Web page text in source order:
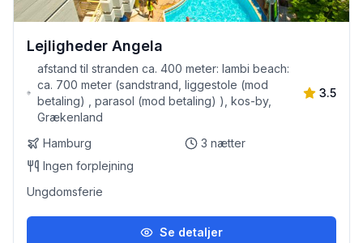
Lejligheder Angela
afstand til stranden ca. 400 meter: lambi beach:
ca. 700 meter (sandstrand, liggestole (mod
betaling) , parasol (mod betaling) ), kos-by,
Grækenland
3.5
Hamburg 3 nætter
Ingen forplejning
Ungdomsferie
Se detaljer